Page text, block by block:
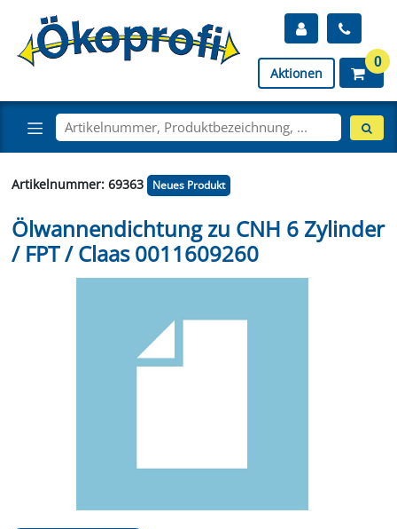
Aktionen
0
Artikelnummer: 69363 Neues Produkt
Ölwannendichtung zu CNH 6 Zylinder
/ FPT / Claas 0011609260